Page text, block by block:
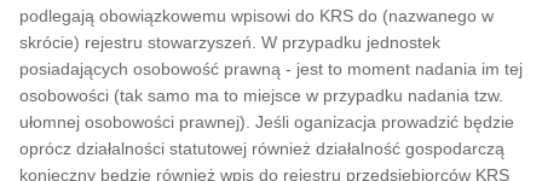
podlegają obowiązkowemu wpisowi do KRS do (nazwanego w
skrócie) rejestru stowarzyszeń. W przypadku jednostek
posiadających osobowość prawną - jest to moment nadania im tej
osobowości (tak samo ma to miejsce w przypadku nadania tzw.
ułomnej osobowości prawnej). Jeśli oganizacja prowadzić będzie
oprócz działalności statutowej również działalność gospodarczą
konieczny będzie również wpis do rejestru przedsiębiorców KRS